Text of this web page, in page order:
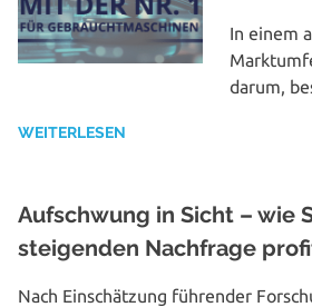
In einem
darum,
WEITERLESEN
Aufschwung in Sicht – wie
steigenden Nachfrage
Nach Ein­schät­zung führender